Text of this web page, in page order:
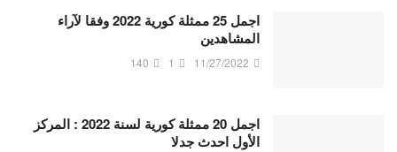
اجمل 25 ممثلة كورية 2022 وفقا لآراء
المشاهدين
11/27/2022
1
140
اجمل 20 ممثلة كورية لسنة 2022 : المركز
الأول احدث جدلا